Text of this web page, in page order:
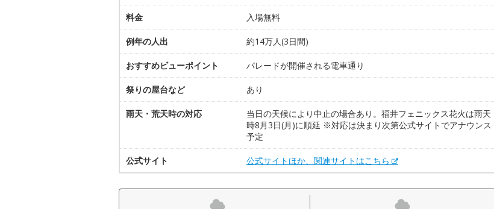
料金 入場無料
例年の人出 約14万人(3日間)
おすすめビューポイント パレードが開催される電車通り
祭りの屋台など あり
雨天・荒天時の対応
当日の天候により中止の場合あり。福井フェニックス花火は雨天
時8月3日(月)に順延 ※対応は決まり次第公式サイトでアナウンス
予定
公式サイト 公式サイトほか、関連サイトはこちら